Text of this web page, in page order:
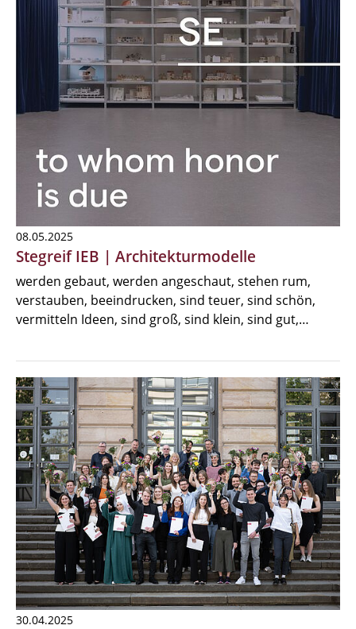
08.05.2025
Stegreif IEB | Architekturmodelle
werden gebaut, werden angeschaut, stehen rum,
verstauben, beeindrucken, sind teuer, sind schön,
vermitteln Ideen, sind groß, sind klein, sind gut,…
30.04.2025